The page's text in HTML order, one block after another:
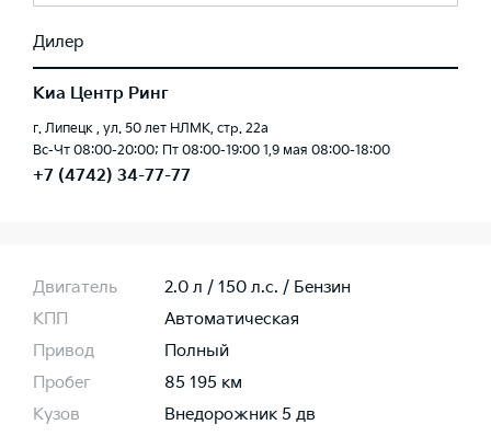
Дилер
Киа Центр Ринг
г. Липецк , ул. 50 лет НЛМК, стр. 22а
Вс-Чт 08:00-20:00; Пт 08:00-19:00 1,9 мая 08:00-18:00
+7 (4742) 34-77-77
Двигатель
2.0 л / 150 л.c. / Бензин
КПП
Автоматическая
Привод
Полный
Пробег
85 195 км
Кузов
Внедорожник 5 дв